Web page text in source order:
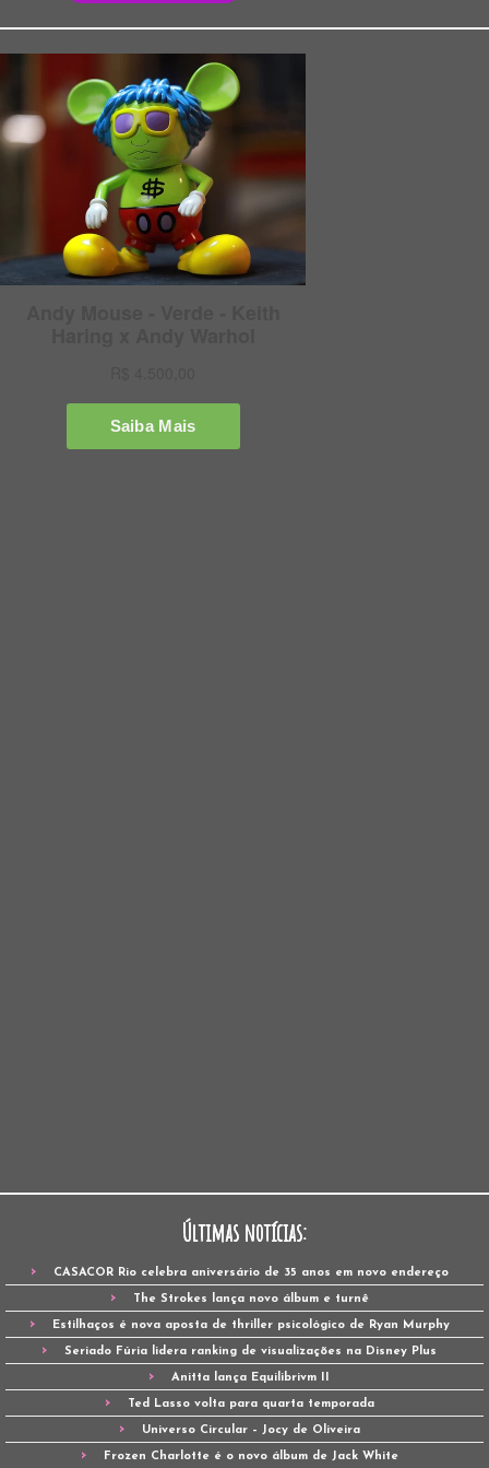
Últimas notícias:
CASACOR Rio celebra aniversário de 35 anos em novo endereço
The Strokes lança novo álbum e turnê
Estilhaços é nova aposta de thriller psicológico de Ryan Murphy
Seriado Fúria lidera ranking de visualizações na Disney Plus
Anitta lança Equilibrivm II
Ted Lasso volta para quarta temporada
Universo Circular – Jocy de Oliveira
Frozen Charlotte é o novo álbum de Jack White